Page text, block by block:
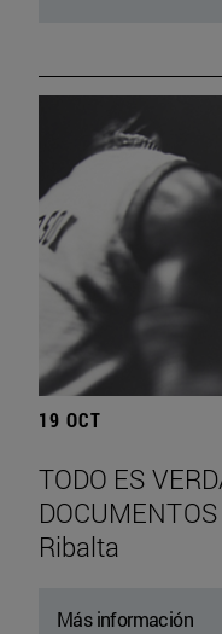
19 OCT
TODO ES
Ribalta
Más información